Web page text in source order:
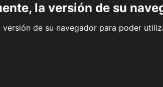
la versión de su
versión de su navegador para poder